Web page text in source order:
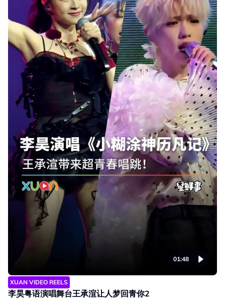
01:48
XUAN VIDEO REELS
李昊粤语演唱舞台王承渲让人梦回青你2